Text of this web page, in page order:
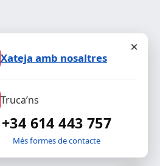
Xateja amb nosaltres
Truca’ns
+34 614 443 757
Més formes de contacte